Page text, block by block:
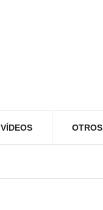
VÍDEOS OTROS